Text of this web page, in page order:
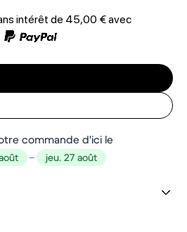
intérêt de 45,00 €avec
commande d'ici le
– jeu. 27 août